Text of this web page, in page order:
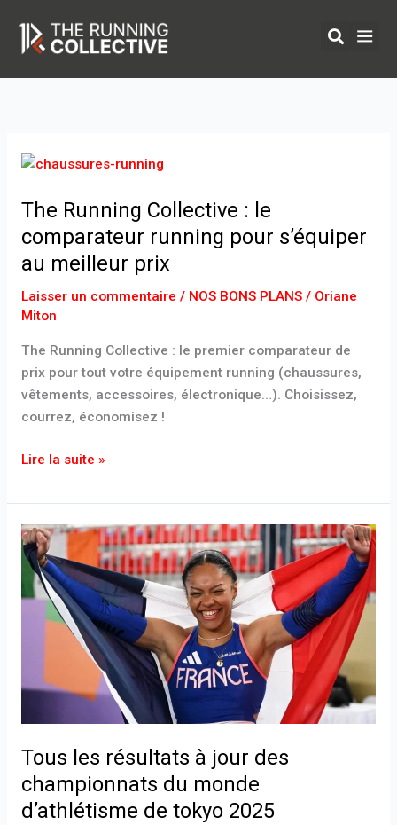
contenu
The Running Collective : le
comparateur running pour s’équiper
au meilleur prix
Laisser un commentaire / NOS BONS PLANS/ Oriane
Miton
The Running Collective : le premier comparateur de
prix pour tout votre équipement running (chaussures,
vêtements, accessoires, électronique…). Choisissez,
courrez, économisez !
The
Collective
:
comparateur
running
pour
meilleur
Lire la suite »
Tous les résultats à jour des
championnats du monde
d’athlétisme de tokyo 2025
Tous
les
résultats
à
jour
championnats
du
de
tokyo
2025